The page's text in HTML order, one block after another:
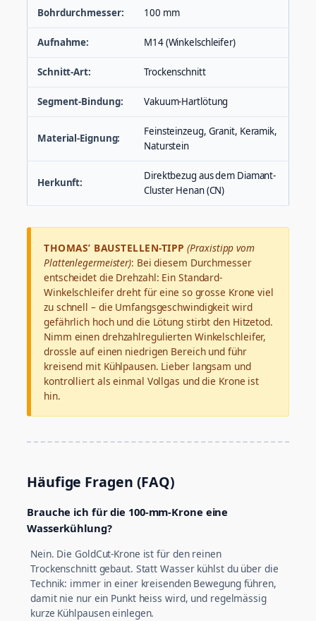
Bohrdurchmesser: 100 mm
Aufnahme: M14 (Winkelschleifer)
Schnitt-Art: Trockenschnitt
Segment-Bindung: Vakuum-Hartlötung
Material-Eignung:
Feinsteinzeug, Granit, Keramik,
Naturstein
Herkunft:
Direktbezug aus dem Diamant-
Cluster Henan (CN)
THOMAS’ BAUSTELLEN-TIPP (Praxistipp vom
Plattenlegermeister): Bei diesem Durchmesser
entscheidet die Drehzahl: Ein Standard-
Winkelschleifer dreht für eine so grosse Krone viel
zu schnell – die Umfangsgeschwindigkeit wird
gefährlich hoch und die Lötung stirbt den Hitzetod.
Nimm einen drehzahlregulierten Winkelschleifer,
drossle auf einen niedrigen Bereich und führ
kreisend mit Kühlpausen. Lieber langsam und
kontrolliert als einmal Vollgas und die Krone ist
hin.
Häufige Fragen (FAQ)
Brauche ich für die 100-mm-Krone eine
Wasserkühlung?
Nein. Die GoldCut-Krone ist für den reinen
Trockenschnitt gebaut. Statt Wasser kühlst du über die
Technik: immer in einer kreisenden Bewegung führen,
damit nie nur ein Punkt heiss wird, und regelmässig
kurze Kühlpausen einlegen.